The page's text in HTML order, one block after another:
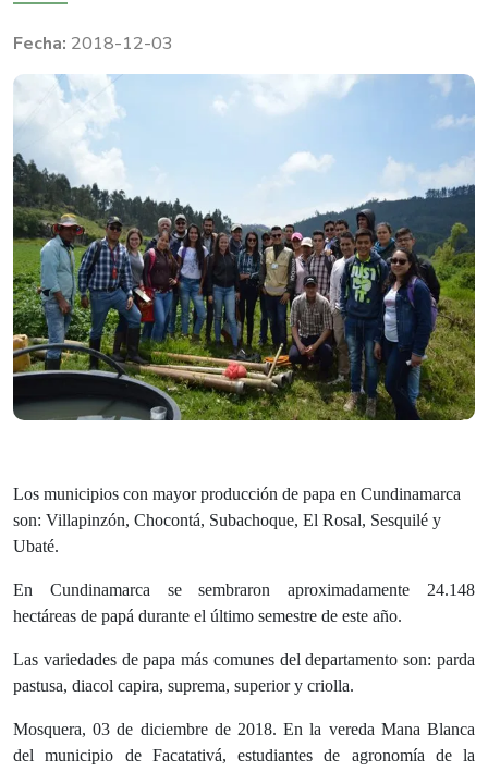
2018-12-03
Los municipios con mayor producción de papa en Cundinamarca
son: Villapinzón, Chocontá, Subachoque, El Rosal, Sesquilé y
Ubaté.
En Cundinamarca se sembraron aproximadamente 24.148
hectáreas de papá durante el último semestre de este año.
Las variedades de papa más comunes del departamento son: parda
pastusa, diacol capira, suprema, superior y criolla.
Mosquera, 03 de diciembre de 2018.En la vereda Mana Blanca
del municipio de Facatativá, estudiantes de agronomía de la